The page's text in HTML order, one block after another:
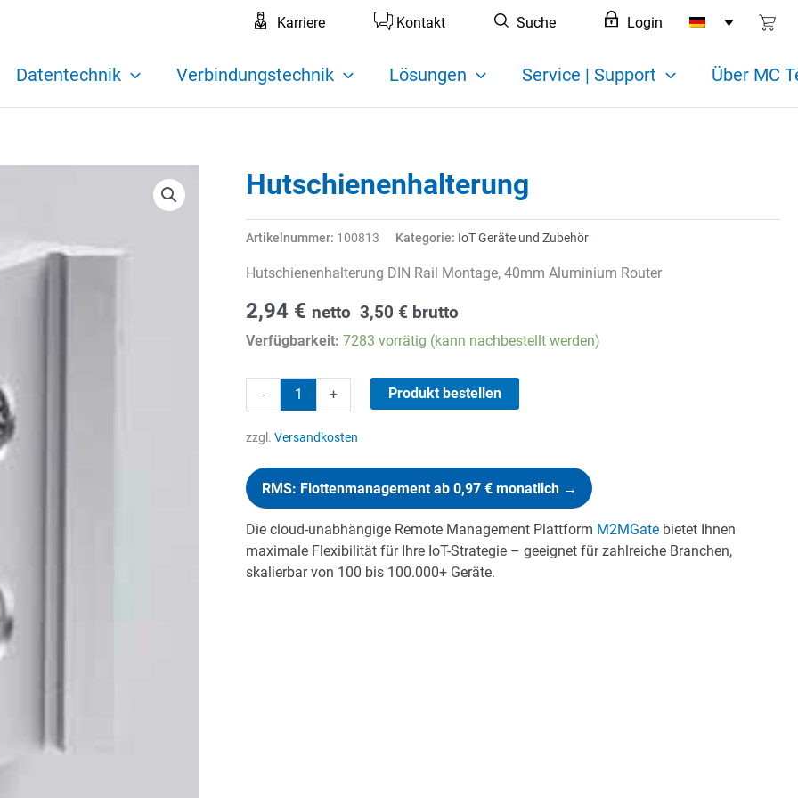
Karriere Kontakt Suche Login
Datentechnik Verbindungstechnik Lösungen Service | Support Über MC
Hutschienenhalterung
Artikelnummer: 100813 Kategorie: IoT Geräte und Zubehör
Hutschienenhalterung DIN Rail Montage, 40mm Aluminium Router
2,94 € netto3,50€ brutto
Verfügbarkeit: 7283 vorrätig (kann nachbestellt werden)
-
Hutschienenhalterung
Menge
+ Produkt bestellen
zzgl.Versandkosten
RMS: Flottenmanagement ab 0,97 € monatlich →
Die cloud-unabhängige Remote Management Plattform M2MGate bietet Ihnen
maximale Flexibilität für Ihre IoT-Strategie – geeignet für zahlreiche Branchen,
skalierbar von 100 bis 100.000+ Geräte.